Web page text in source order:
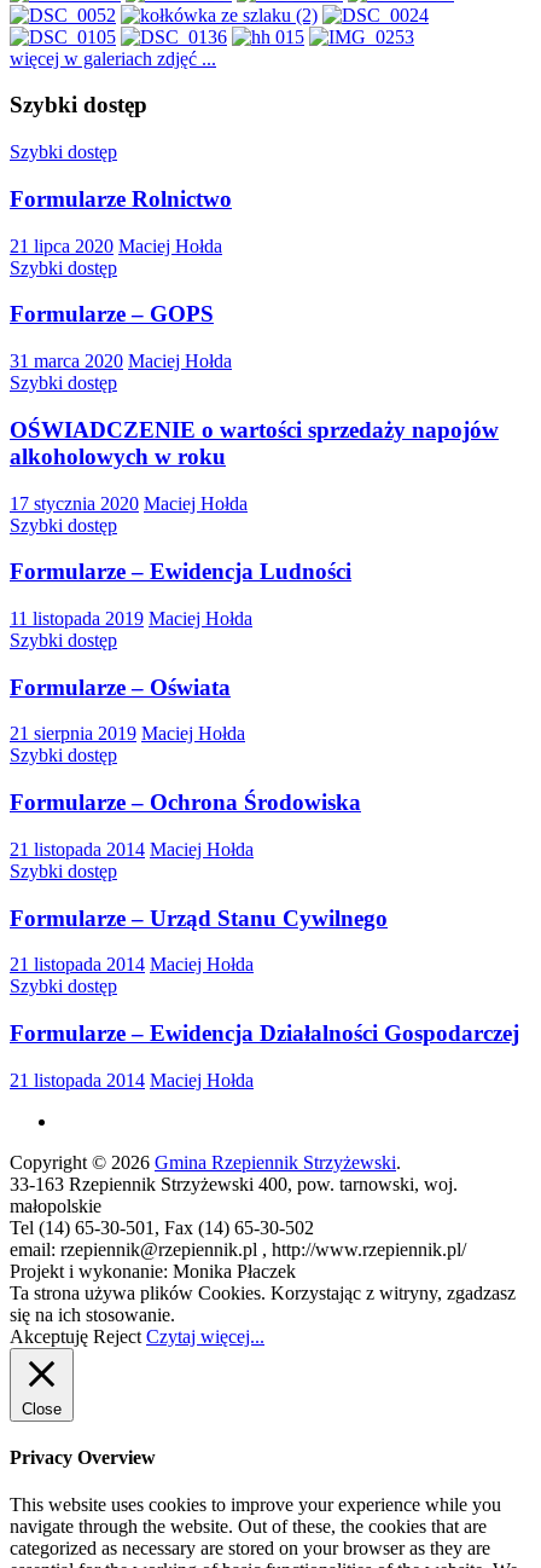
więcej w galeriach zdjęć ...
Szybki dostęp
Szybki dostęp
Formularze Rolnictwo
21 lipca 2020 Maciej Hołda
Szybki dostęp
Formularze – GOPS
31 marca 2020 Maciej Hołda
Szybki dostęp
OŚWIADCZENIE o wartości sprzedaży napojów
alkoholowych w roku
17 stycznia 2020 Maciej Hołda
Szybki dostęp
Formularze – Ewidencja Ludności
11 listopada 2019 Maciej Hołda
Szybki dostęp
Formularze – Oświata
21 sierpnia 2019 Maciej Hołda
Szybki dostęp
Formularze – Ochrona Środowiska
21 listopada 2014 Maciej Hołda
Szybki dostęp
Formularze – Urząd Stanu Cywilnego
21 listopada 2014 Maciej Hołda
Szybki dostęp
Formularze – Ewidencja Działalności Gospodarczej
21 listopada 2014 Maciej Hołda
Copyright © 2026 Gmina Rzepiennik Strzyżewski.
33-163 Rzepiennik Strzyżewski 400, pow. tarnowski, woj.
małopolskie
Tel (14) 65-30-501, Fax (14) 65-30-502
email: rzepiennik@rzepiennik.pl , http://www.rzepiennik.pl/
Projekt i wykonanie: Monika Płaczek
Ta strona używa plików Cookies. Korzystając z witryny, zgadzasz
się na ich stosowanie.
Akceptuję Reject Czytaj więcej...
Close
Privacy Overview
This website uses cookies to improve your experience while you
navigate through the website. Out of these, the cookies that are
categorized as necessary are stored on your browser as they are